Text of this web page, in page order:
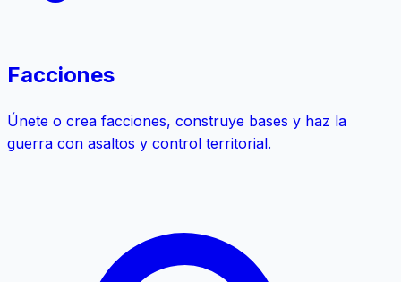
Facciones
Únete o crea facciones, construye bases y haz la
guerra con asaltos y control territorial.